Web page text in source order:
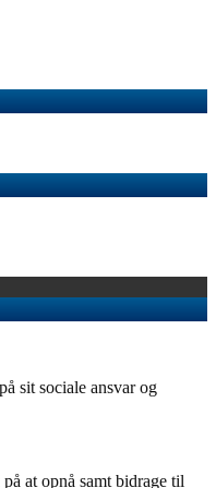
sit sociale ansvar og
at opnå samt bidrage til